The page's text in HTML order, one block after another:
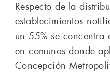
Respecto de la
establecimientos
un 55% se concentra
en comunas donde
Concepción